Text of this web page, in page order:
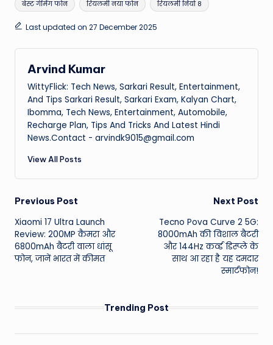
बेस्ट गेमिंग फोन रियलमी नया फोन रियलमी नियो 8
Last updated on 27 December 2025
Arvind Kumar
WittyFlick: Tech News, Sarkari Result, Entertainment,
And Tips Sarkari Result, Sarkari Exam, Kalyan Chart,
Ibomma, Tech News, Entertainment, Automobile,
Recharge Plan, Tips And Tricks And Latest Hindi
News.Contact - arvindk9015@gmail.com
View All Posts
Post
navigation
Previous Post
Xiaomi 17 Ultra Launch
Review: 200MP कैमरा और
6800mAh बैटरी वाला धांसू
फोन, जानें भारत में कीमत
Next Post
Tecno Pova Curve 2 5G:
8000mAh की विशाल बैटरी
और 144Hz कर्व्ड डिस्प्ले के
साथ आ रहा है यह दमदार
स्मार्टफोन!
Trending Post